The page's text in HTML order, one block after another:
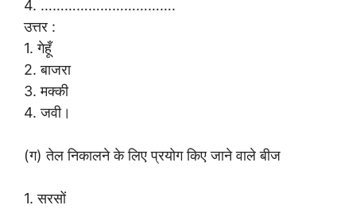
4. …………………………….
उत्तर :
1. गेहूँ
2. बाजरा
3. मक्की
4. जवी।
(ग) तेल निकालने के लिए प्रयोग किए जाने वाले बीज
1. सरसों